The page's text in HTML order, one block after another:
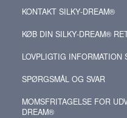
KONTAKT SILKY‑DREAM®
KØB DIN SILKY‑DREAM®
LOVPLIGTIG INFORMATION
SPØRGSMÅL OG SVAR
MOMSFRITAGELSE FOR
DREAM®